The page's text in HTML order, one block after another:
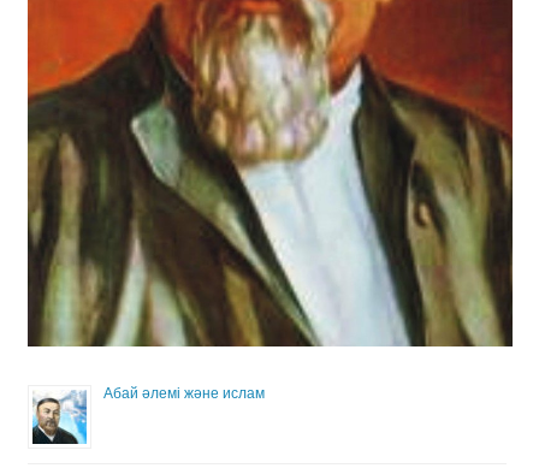
Абай әлемі және ислам